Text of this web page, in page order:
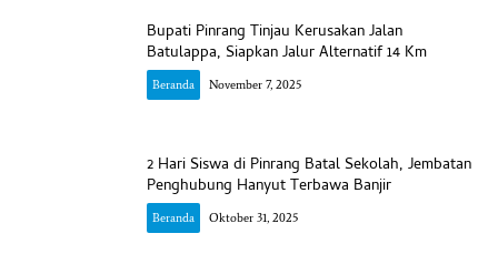
Bupati Pinrang Tinjau Kerusakan Jalan
Batulappa, Siapkan Jalur Alternatif 14 Km
Beranda November 7, 2025
2 Hari Siswa di Pinrang Batal Sekolah, Jembatan
Penghubung Hanyut Terbawa Banjir
Beranda Oktober 31, 2025